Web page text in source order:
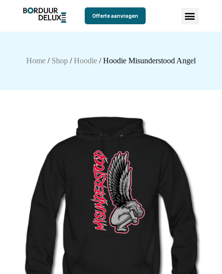
Offerte aanvragen
Home/ Shop/Hoodie/ Hoodie Misunderstood Angel